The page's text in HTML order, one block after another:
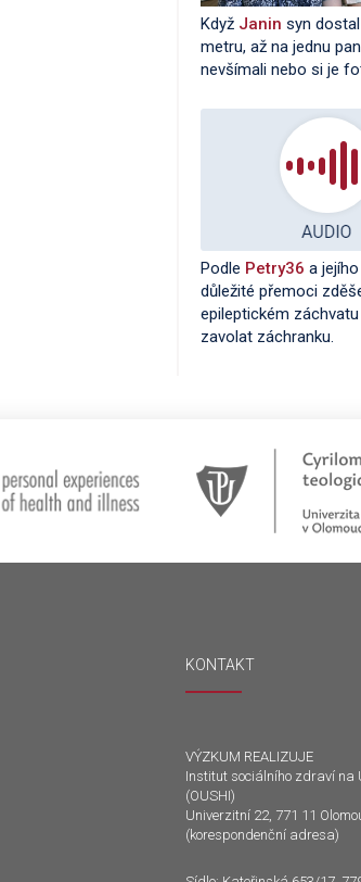
Když Janin syn
metru, až na jednu
nevšímali nebo si je
Podle Petry36 a
důležité přemoci
epileptickém
zavolat záchranku.
KONTAKT
VÝZKUM REALIZUJE
Institut sociálního zdraví na
(OUSHI)
Univerzitní 22, 771 11
(korespondenční adresa)